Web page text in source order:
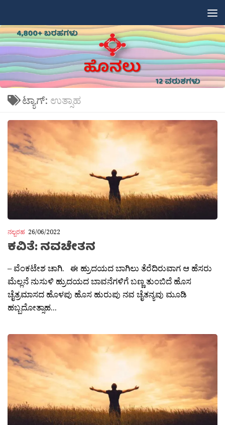
ಟ್ಯಾಗ್: ಉತ್ಸಾಹ
ನಲ್ಬರಹ 26/06/2022
ಕವಿತೆ: ನವಚೇತನ
– ವೆಂಕಟೇಶ ಚಾಗಿ. ಈ ಹ್ರುದಯದ ಬಾಗಿಲು ತೆರೆದಿರುವಾಗ ಆ ಹೆಸರು
ಮೆಲ್ಲನೆ ನುಸುಳಿ ಹ್ರುದಯದ ಬಾವನೆಗಳಿಗೆ ಬಣ್ಣ ತುಂಬಿದೆ ಹೊಸ
ಚೈತ್ರಮಾಸದ ಹೊಳಪು ಹೊಸ ಹುರುಪು ನವ ಚೈತನ್ಯವು ಮೂಡಿ
ಹಬ್ಬದೋತ್ಸಾಹ...